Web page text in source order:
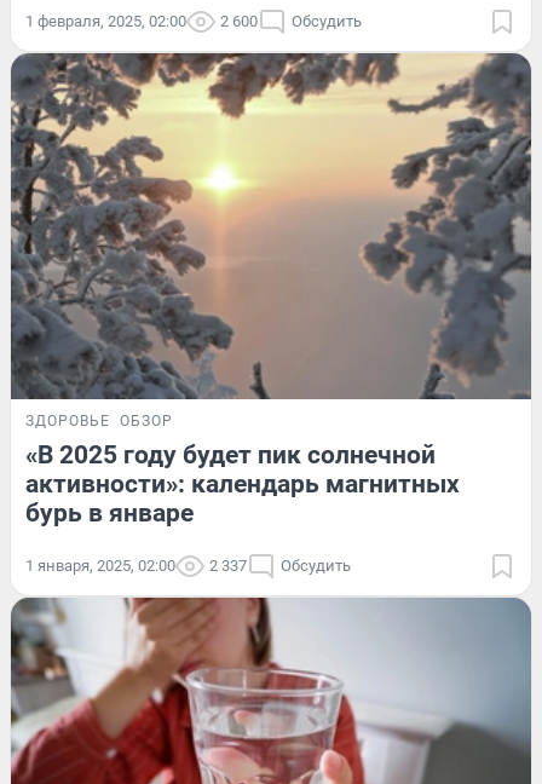
1 февраля, 2025, 02:00 2 600 Обсудить
ЗДОРОВЬЕ ОБЗОР
«В 2025 году будет пик солнечной
активности»: календарь магнитных
бурь в январе
1 января, 2025, 02:00 2 337 Обсудить